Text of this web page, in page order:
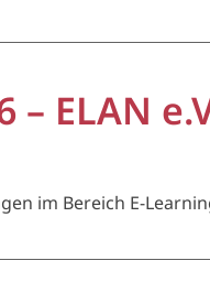
– ELAN
im Bereich E-